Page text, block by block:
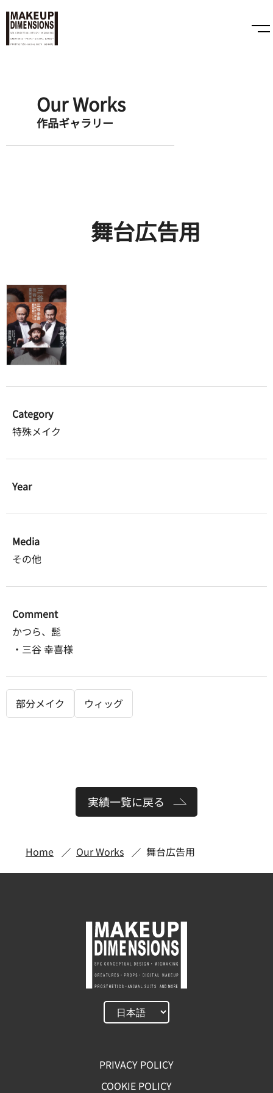
Our Works
作品ギャラリー
舞台広告用
Category
特殊メイク
Year
Media
その他
Comment
かつら、髭
・三谷 幸喜様
部分メイク ウィッグ
実績一覧に戻る
Home Our Works 舞台広告用
PRIVACY POLICY
COOKIE POLICY